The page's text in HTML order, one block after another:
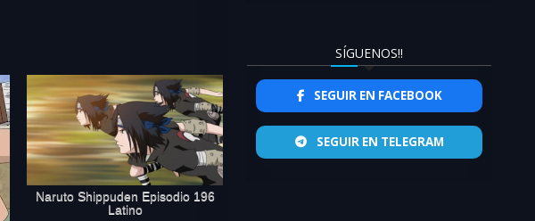
Naruto Shippuden Episodio 196
Latino
SÍGUENOS!!
SEGUIR EN FACEBOOK
SEGUIR EN TELEGRAM